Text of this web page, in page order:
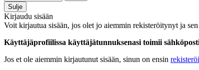
Sulje
Kirjaudu sisään
Voit kirjautua sisään, jos olet jo aiemmin rekisteröitynyt ja
Käyttäjäprofiilissa käyttäjätunnuksenasi toimii
Jos et ole aiemmin kirjautunut sisään, sinun on ensin